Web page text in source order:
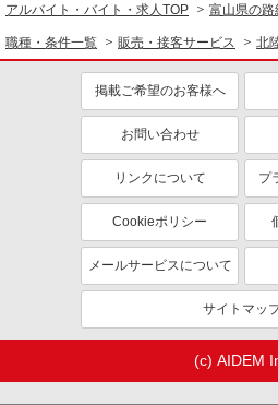
アルバイト・バイト・求人TOP 富山県の路
職種・条件一覧 販売・接客サービス 北
掲載ご希望のお客様へ
お問い合わせ
リンクについて プ
Cookieポリシー
メールサービスについて
サイトマッ
(c) AIDEM